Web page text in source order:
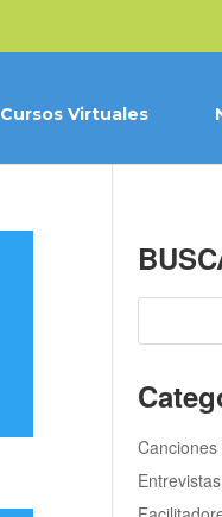
Cursos Virtuales
Canciones
Entrevistas